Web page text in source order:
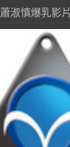
蕭淑慎爆乳影片